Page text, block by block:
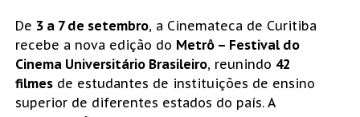
De 3 a 7 de setembro, a Cinemateca de Curitiba
recebe a nova edição do Metrô – Festival do
Cinema Universitário Brasileiro, reunindo 42
filmesde estudantes de instituições de ensino
superior de diferentes estados do país. A